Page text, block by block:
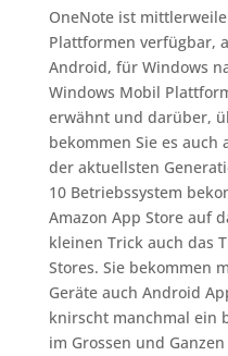
OneNote ist
Plattformen verfügbar,
Android, für Windows
Windows Mobil
erwähnt und darüber,
bekommen Sie es
der aktuellsten
10 Betriebssystem
Amazon App Store auf
kleinen Trick auch das
Stores. Sie bekommen
Geräte auch Android
knirscht manchmal ein
im Grossen und